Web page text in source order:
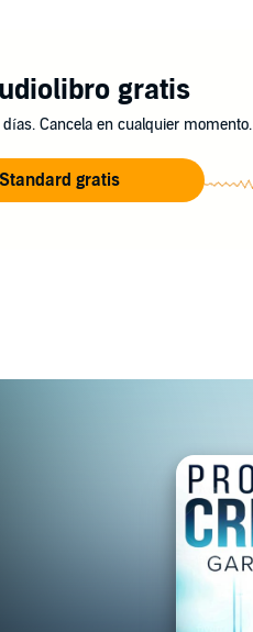
gratis
Cancela en cualquier momento.
gratis